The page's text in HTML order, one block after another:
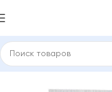
средства для гигиены